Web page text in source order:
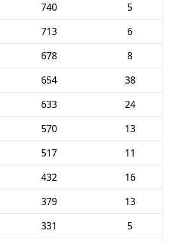
740
5
713
6
678
8
654
38
633
24
570
13
517
11
432
16
379
13
331
5